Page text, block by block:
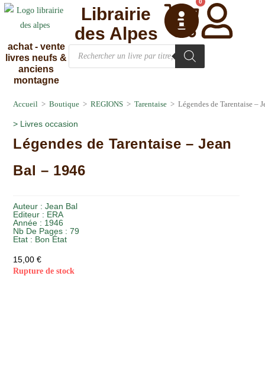
achat - vente
livres neufs &
anciens
montagne
0
Librairie
des Alpes
Accueil > Boutique > REGIONS > Tarentaise > Légendes de Tarentaise –
> Livres occasion
Légendes de Tarentaise – Jean
Bal – 1946
Auteur :Jean Bal
Editeur : ERA
Année : 1946
Nb De Pages : 79
Etat : Bon État
15,00€
Rupture de stock